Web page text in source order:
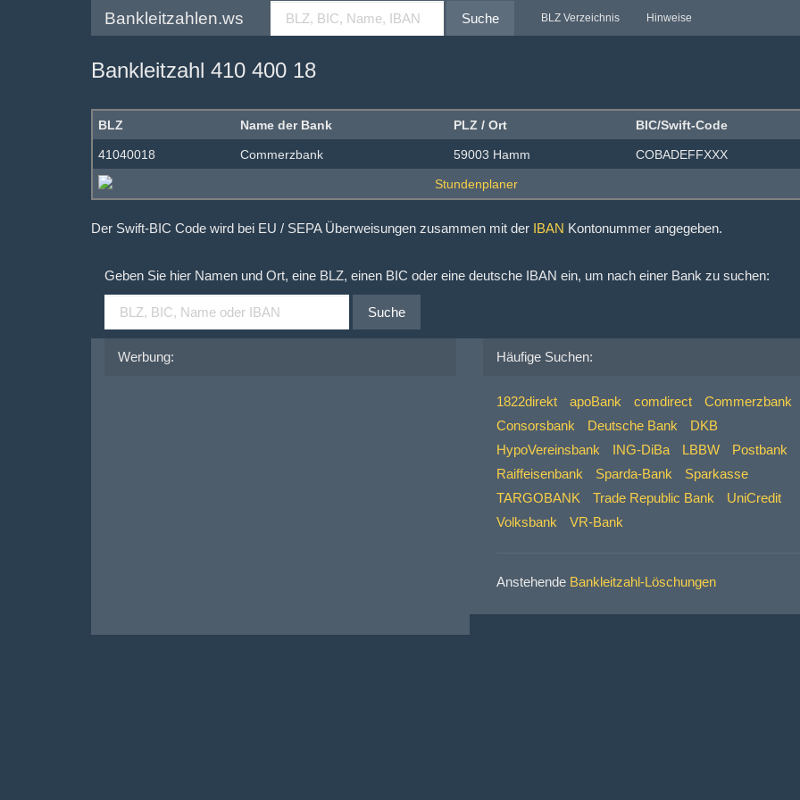
Bankleitzahlen.ws Suche BLZ Verzeichnis Hinweise
Bankleitzahl 410 400 18
BLZ Name der Bank PLZ / Ort BIC/Swift-Code
41040018 Commerzbank 59003 Hamm COBADEFFXXX
Der Swift-BIC Code wird bei EU / SEPA Überweisungen zusammen mit der IBAN Kontonummer angegeben.
Geben Sie hier Namen und Ort, eine BLZ, einen BIC oder eine deutsche IBAN ein, um nach einer Bank zu suchen:
Suche
Werbung: Häufige Suchen:
1822direkt apoBank comdirect
Commerzbank
Consorsbank
Deutsche Bank
DKB
HypoVereinsbank
ING-DiBa LBBW
Postbank
Raiffeisenbank
Sparda-Bank
Sparkasse
TARGOBANK
Trade Republic Bank
UniCredit
Volksbank
VR-Bank
Anstehende Bankleitzahl-Löschungen